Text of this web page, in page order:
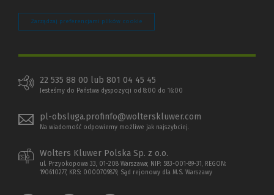
Zarządzaj preferencjami plików cookie
22 535 88 00 lub 801 04 45 45
Jesteśmy do Państwa dyspozycji od 8:00 do 16:00
pl-obsluga.profinfo@wolterskluwer.com
Na wiadomość odpowiemy możliwe jak najszybciej.
Wolters Kluwer Polska Sp. z o.o.
ul. Przyokopowa 33, 01-208 Warszawa; NIP: 583-001-89-31, REGON:
190610277, KRS: 0000709879, Sąd rejonowy dla M.S. Warszawy